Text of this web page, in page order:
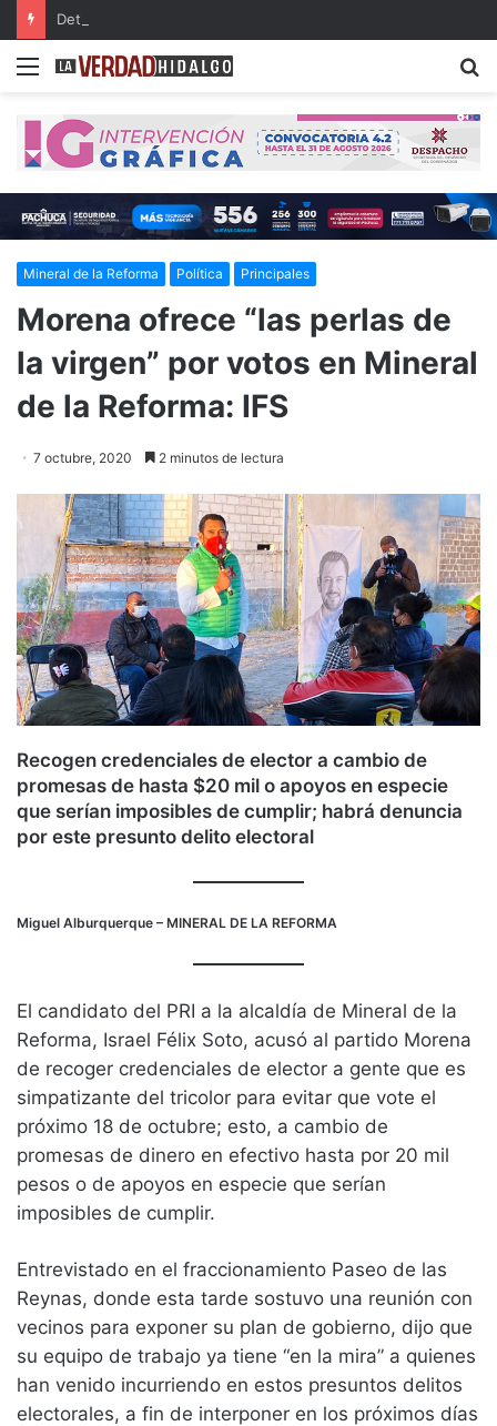
Menu
Mineral de la Reforma Política Principales
Morena ofrece “las perlas de
la virgen” por votos en Mineral
de la Reforma: IFS
7 octubre, 2020 2 minutos de lectura
Recogen credenciales de elector a cambio de
promesas de hasta $20 mil o apoyos en especie
que serían imposibles de cumplir; habrá denuncia
por este presunto delito electoral
Miguel Alburquerque – MINERAL DE LA REFORMA
El candidato del PRI a la alcaldía de Mineral de la
Reforma, Israel Félix Soto, acusó al partido Morena
de recoger credenciales de elector a gente que es
simpatizante del tricolor para evitar que vote el
próximo 18 de octubre; esto, a cambio de
promesas de dinero en efectivo hasta por 20 mil
pesos o de apoyos en especie que serían
imposibles de cumplir.
Entrevistado en el fraccionamiento Paseo de las
Reynas, donde esta tarde sostuvo una reunión con
vecinos para exponer su plan de gobierno, dijo que
su equipo de trabajo ya tiene “en la mira” a quienes
han venido incurriendo en estos presuntos delitos
electorales, a fin de interponer en los próximos días